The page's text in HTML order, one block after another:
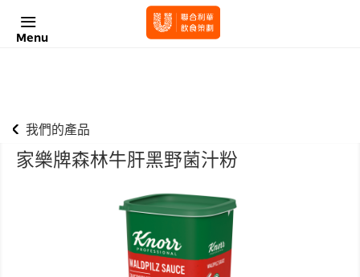
Menu
我們的產品
家樂牌森林牛肝黑野菌汁粉